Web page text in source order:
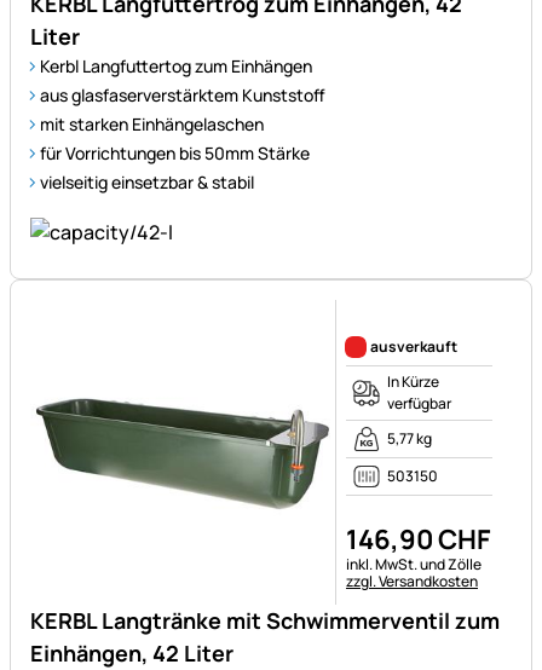
Liter
Kerbl Langfuttertog zum Einhängen
aus glasfaserverstärktem Kunststoff
mit starken Einhängelaschen
für Vorrichtungen bis 50mm Stärke
vielseitig einsetzbar & stabil
KERBL Langtränke mit Schwimmerventil zum
Einhängen, 42 Liter
ausverkauft
In Kürze
verfügbar
5,77 kg
503150
146,90CHF
Steuerhinweis:
inkl. MwSt. und Zölle
zzgl. Versandkosten